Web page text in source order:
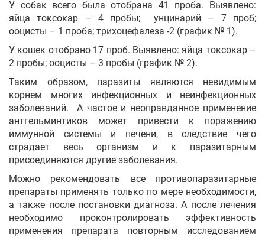
У собак всего была отобрана 41 проба. Выявлено:
яйца токсокар – 4 пробы; унцинарий – 7 проб;
ооцисты – 1 проба; трихоцефалеза -2 (график № 1).
У кошек отобрано 17 проб. Выявлено: яйца токсокар –
2 пробы; ооцисты – 3 пробы (график № 2).
Таким образом, паразиты являются невидимым
корнем многих инфекционных и неинфекционных
заболеваний. А частое и неоправданное применение
антгельминтиков может привести к поражению
иммунной системы и печени, в следствие чего
страдает весь организм и к паразитарным
присоединяются другие заболевания.
Можно рекомендовать все противопаразитарные
препараты применять только по мере необходимости,
а также после постановки диагноза. А после лечения
необходимо проконтролировать эффективность
применения препарата повторным исследованием